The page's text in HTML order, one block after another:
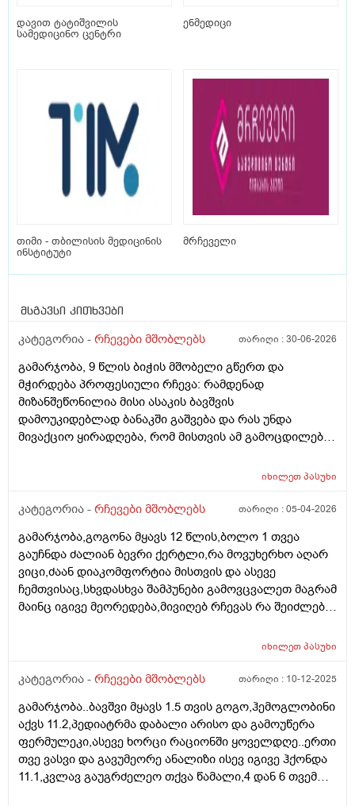
დავით ტატიშვილის
სამედიცინო ცენტრი
ენმედიცი
თიმი - თბილისის მედიცინის
ინსტიტუტი
მრჩეველი
მსგავსი კითხვები
კატეგორია - რჩევები მშობლებს თარიღი :30-06-2026
გამარჯობა, 9 წლის ბიჭის მშობელი გწერთ და
მჭირდება პროფესიული რჩევა: რამდენად
მიზანშეწონილია მისი ასაკის ბავშვის
დამოუკიდებლად ბანაკში გაშვება და რას უნდა
მივაქციო ყირადღება, რომ მისთვის ამ გამოცდილებამ
თუმცა ცოტა ეშინია, რომ მშობლების გარეშე,
გარეშე არსად ყოფილა და ამიტომ ძალიან მიჭირს
მადლობა გამოხმაურებისთვის. პ.ს. ბავშვი არ აქვს
კომუნიკაციის პრობლემა, თუმცა ცოტა მორიდებულია
და არ არის დამოუკიდებლობას მიჩვეული.
იხილეთპასუხი
კატეგორია - რჩევები მშობლებს თარიღი :05-04-2026
გამარჯობა,გოგონა მყავს 12 წლის,ბოლო 1 თვეა
გაუჩნდა ძალიან ბევრი ქერტლი,რა მოვუხერხო აღარ
ვიცი,ძაან დიაკომფორტია მისთვის და ასევე
ჩემთვისაც,სხვდასხვა შამპუნები გამოვცვალეთ მაგრამ
მაინც იგივე მეორედება,მივიღებ რჩევას რა შეიძლება
იხილეთპასუხი
კატეგორია - რჩევები მშობლებს თარიღი : 10-12-2025
გამარჯობა..ბავშვი მყავს 1.5 თვის გოგო,ჰემოგლობინი
აქვს 11.2,პედიატრმა დაბალი არისო და გამოუწერა
ფერმულეკი,ასევე ხორცი რაციონში ყოველდღე..ერთი
თვე ვასვი და გავუმეორე ანალიზი ისევ იგივე ჰქონდა
11.1,კვლავ გაუგრძელეო თქვა წამალი,4 დან 6 თვემდე